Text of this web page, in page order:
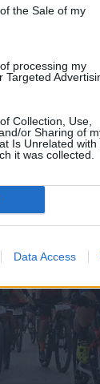
the Sale of my
processing my
Targeted
Collection, Use,
or Sharing of
Is Unrelated with
it was collected.
Data Access
d’etiqueta